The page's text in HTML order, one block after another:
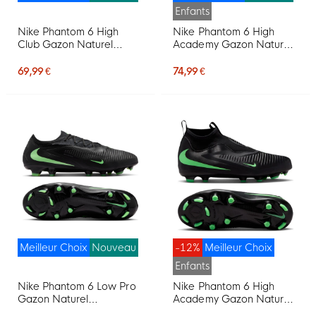
Nike Phantom 6 High
Club Gazon Naturel
Foot (MG) Noir Rouge Vif
69,99 €
Enfants
Nike Phantom 6 High
Academy Gazon Naturel
Foot (MG) Enfants Noir
74,99 €
Meilleur Choix Nouveau
Nike Phantom 6 Low Pro
Gazon Naturel
Meilleur Choix
-12%
Enfants
Nike Phantom 6 High
Academy Gazon Naturel